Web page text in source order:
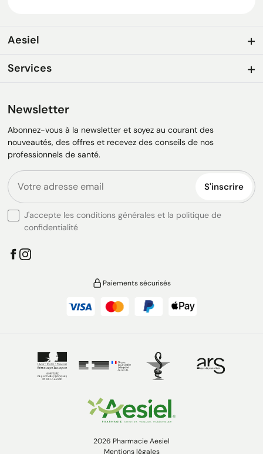
Aesiel
Services
Newsletter
Abonnez-vous à la newsletter et soyez au courant des
nouveautés, des offres et recevez des conseils de nos
professionnels de santé.
S'inscrire
J'accepte les conditions générales et la politique de
confidentialité
Paiements sécurisés
2026 Pharmacie Aesiel
Mentions légales